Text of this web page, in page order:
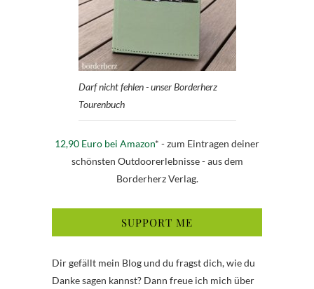
Darf nicht fehlen - unser Borderherz
Tourenbuch
12,90 Euro bei Amazon* - zum Eintragen deiner
schönsten Outdoorerlebnisse - aus dem
Borderherz Verlag.
SUPPORT ME
Dir gefällt mein Blog und du fragst dich, wie du
Danke sagen kannst? Dann freue ich mich über